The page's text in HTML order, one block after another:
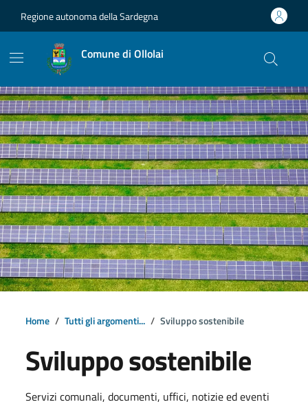
Regione autonoma della Sardegna
Comune di Ollolai
Home Tutti gli argomenti... Sviluppo sostenibile
Sviluppo sostenibile
Servizi comunali, documenti, uffici, notizie ed eventi